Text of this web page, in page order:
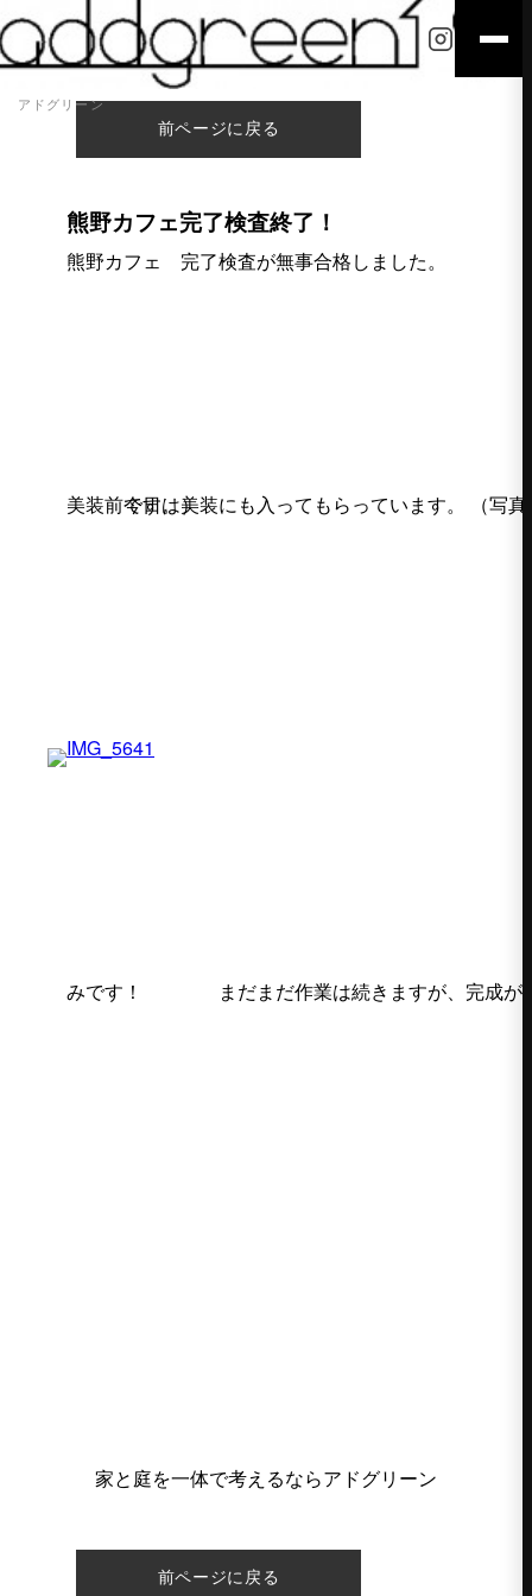
アドグリーン
前ページに戻る
熊野カフェ完了検査終了！
熊野カフェ 完了検査が無事合格しました。
今日は美装にも入ってもらっています。 （写真は美装前です。）
まだまだ作業は続きますが、完成が楽しみです！
家と庭を一体で考えるならアドグリーン
前ページに戻る